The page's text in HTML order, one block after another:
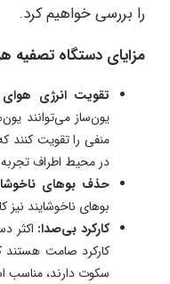
را بررسی خواهیم کرد.
مزایای دستگاه‌ تصفیه
تقویت انرژی هوای
یون‌ساز می‌توانند
منفی را تقویت کنند
در محیط اطراف تجربه
حذف بوهای
بوهای ناخوشایند
کارکرد بی‌صدا:اکثر
کارکرد صامت هستند
سکوت دارند، مناسب